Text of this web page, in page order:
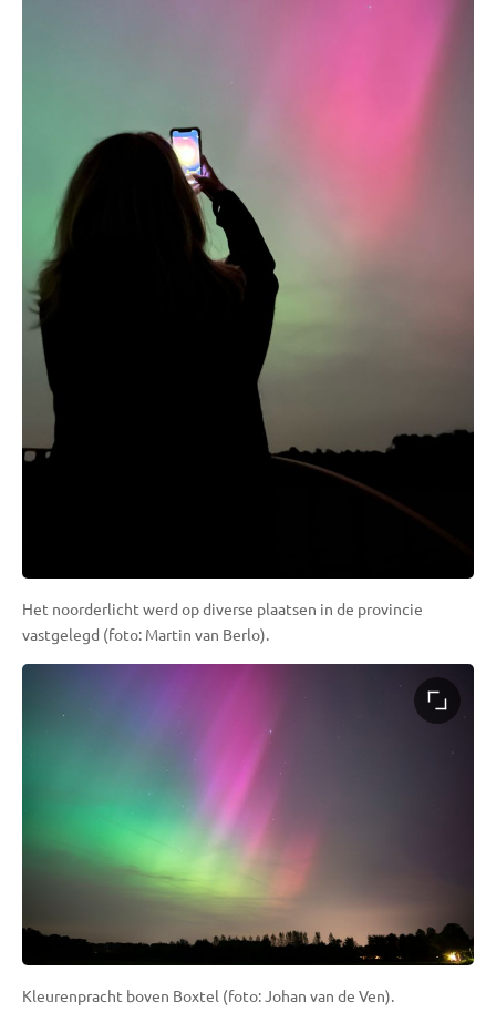
Het noorderlicht werd op diverse plaatsen in de provincie
vastgelegd (foto: Martin van Berlo).
Kleurenpracht boven Boxtel (foto: Johan van de Ven).